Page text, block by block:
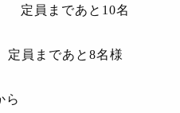
まであと 10名
員まであと8名様
ら